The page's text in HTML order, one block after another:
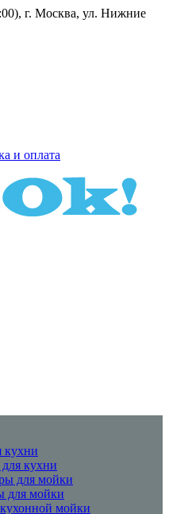
г. Москва, ул. Нижние
и оплата
кухни
кухни
для мойки
для мойки
мойки